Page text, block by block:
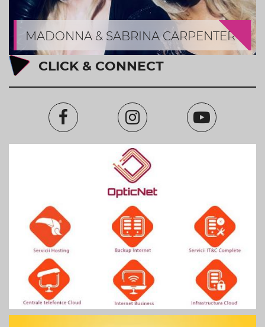
MADONNA & SABRINA CARPENTER -
CLICK & CONNECT
Facebook Instagram Youtube